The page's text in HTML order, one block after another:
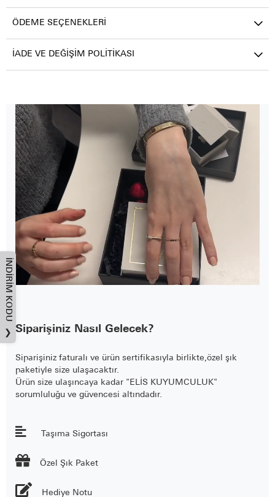
ÖDEME SEÇENEKLERI
İADE VE DEĞIŞIM POLITIKASI
Siparişiniz Nasıl Gelecek?
Siparişiniz faturalı ve ürün sertifikasıyla birlikte,özel şık
paketiyle size ulaşacaktır.
Ürün size ulaşıncaya kadar "ELİS KUYUMCULUK"
sorumluluğu ve güvencesi altındadır.
Taşıma Sigortası
 Özel Şık Paket
Hediye Notu
İNDIRIM KODU
❯